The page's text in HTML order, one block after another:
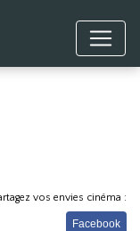
vos envies cinéma :
Facebook